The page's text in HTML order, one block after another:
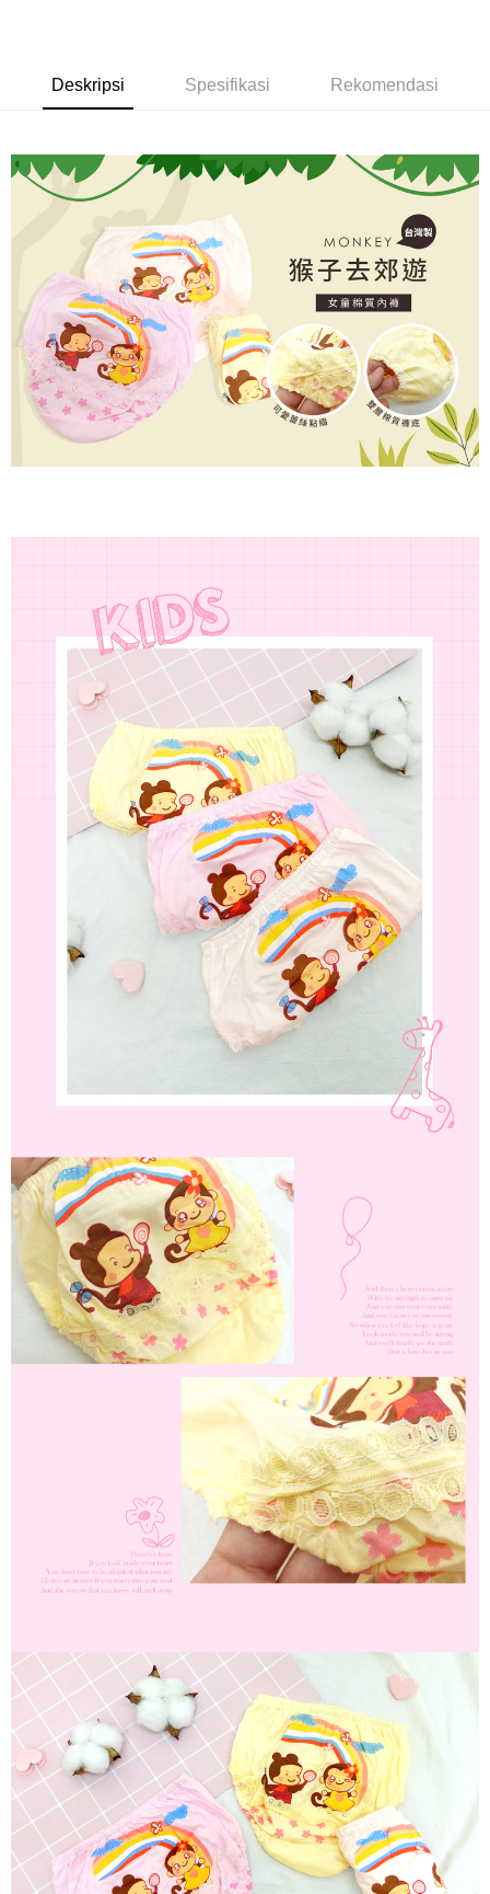
akhir pembayaran. Transaksi akan dianggap selesai setelah pembayaran
yang dikenakan adalah tertakluk kepada maklumat yang dinyatakan
pada halaman pengesahan transaksi seterusnya.
Jika transaksi tidak disahkan dalam masa 30 minit selepas pesanan
dibuat, atau jika permohonan gagal dalam proses semakan, pesanan
akan dibatalkan secara automatik. Jika permohonan gagal pada
peringkat "semakan manual", ini bermakna kriteria pemarkahan sistem
tidak dipenuhi; butiran penilaian khusus tidak akan didedahkan.
[Arahan Pembayaran]
Pembayaran ansuran melalui OP Pay Later akan dibilkan secara
berasingan dan tidak termasuk dalam bil telekom anda. SMS peringatan
pembayaran akan dihantar selepas kitaran bil bulanan.
Selepas mengakses bil melalui pautan dalam SMS, anda boleh
Perkhidmatan ini disediakan oleh Taiwan Mobile Co., Ltd. (“Syarikat”),
yang membolehkan pelanggan membeli barangan atau perkhidmatan
melalui perkhidmatan ini pada masa transaksi. Hasil daripada pembelian
atau pembayaran ansuran akan dipindahkan oleh peniaga kepada
Syarikat, dan pelanggan hendaklah membuat pembayaran mengikut
perjanjian menggunakan sistem bil Syarikat.
Untuk memenuhi hubungan kontrak yang terjalin melalui persetujuan
penggunaan OP Pay Later, peniaga akan memberikan maklumat peribadi
anda (termasuk nama, nombor telefon, atau alamat) kepada Syarikat bagi
tujuan pengumpulan, pemprosesan dan penggunaan data yang
diperlukan untuk pengebilan ansuran, termasuk pengesahan,
pengesahan semula dan pembetulan.
Untuk terma perkhidmatan penuh, sila rujuk pautan berikut:
https://oppay.tw/userRule
" target="_blank" class="link revert-
style">https://oppay.tw/userRule
【Panduan Penggunaan Pembayaran Ansuran Gogo】
1. Perkhidmatan ini disediakan oleh Taiwan Mobile, pengguna telefon
mudah alih boleh segera menggunakan tanpa perlu memohon lagi.
(Hanya untuk nombor langganan peribadi, tidak terbuka untuk syarikat
2. Pilihan kaedah pembayaran "Pembayaran Ansuran Gogo", selepas
transaksi Gogo, selepas pengesahan nombor telefon, pilih bilangan
ansuran yang diingini, tarikh akhir pembayaran, dan setelah
adalah berdasarkan halaman pengesahan transaksi seterusnya.
4. Dalam masa 30 minit selepas pesanan ditubuhkan, jika tidak pergi
untuk mengesahkan transaksi atau jika tidak lulus semakan, pesanan
akan dibatalkan secara automatik. Jika terdapat situasi "pindah untuk
semakan khusus" yang tidak lulus, ini menunjukkan bahawa sistem
penilaian tidak mencukupi, tiada penjelasan mengenai kandungan
penilaian boleh diberikan.
【Penerangan Kaedah Pembayaran】
1. Pembayaran ansuran tidak digabungkan dalam bil telekomunikasi,
"Pembayaran Ansuran Gogo" akan menghantar SMS peringatan
pembayaran selepas tarikh penyelesaian bulanan.
2. Melalui pautan SMS untuk membuka bil, anda boleh memilih untuk
membayar melalui "Kod bar kedai serbaneka / Kedai rasmi Taiwan
Mobile / Pemindahan bank / Pembayaran J街口 / iPASS MONEY" dan
1. Perkhidmatan ini disediakan oleh "Taiwan Mobile Co., Ltd." untuk
membolehkan pengguna membeli produk atau perkhidmatan melalui
perkhidmatan ini semasa transaksi, dan kedai akan menyerahkan hak
tuntutan harga jual/beli ansuran kepada syarikat ini untuk membayar bil
menggunakan bil syarikat ini.
anda (termasuk nama, telefon atau alamat) kepada Taiwan Mobile untuk
pengumpulan, pemprosesan dan penggunaan, untuk pengesahan,
semakan dan pembetulan data yang diperlukan untuk bil ansuran oleh
Taiwan Mobile.
3. Sila baca syarat perkhidmatan pengguna secara lengkap melalui
pautan berikut: https://oppay.tw/userRule
4. Setelah pesanan disahkan, anda akan menerima SMS pembayaran
manakala ahli aplikasi akan menerima pemberitahuan tolak aplikasi
pembayaran di empat kedai serbaneka utama, ATM atau perbankan
dalam talian dengan SMS pembayaran atau pemberitahuan tolak aplikasi
AFTEE.
Sila ambil perhatian bahawa tempoh pembayaran adalah 14 hari. Walau
bagaimanapun, bagi mereka yang telah memuat turun Aplikasi AFTEE
dan mendaftar sebagai ahli AFTEE boleh menikmati tempoh pembayaran
sehingga 45 hari.
Tempoh pembayaran dikira dari masa kedai meminta pembayaran anda,
ditambah dengan bilangan hari yang boleh dilanjutkan oleh AFTEE. Anda
boleh melanjutkan tempoh pembayaran anda sebelum anda menerima
pesanan. Walau bagaimanapun, tiada jaminan bahawa anda boleh
menerima pesanan anda semasa tempoh pembayaran (cth.: produk
prapesanan atau produk yang mungkin mengambil masa yang lebih
lama untuk dihantar). Oleh itu, anda dikehendaki membuat pembayaran
1. Jumlah yang diperakui untuk pengguna kali pertama boleh sehingga
2. Amaun perbelanjaan minimum mestilah lebih besar daripada NT$20.
3. Pada masa ini hanya tersedia untuk ahli Taiwan.
Ketiga, Syarat Perkhidmatan
Perkhidmatan AFTEE Beli Sekarang Bayar Kemudian disediakan oleh NP
Taiwan, Inc. dan AFTEE akan membuat bil kepada pengguna. AFTEE
akan menggunakan data peribadi yang dikumpul (termasuk nama
pembeli, no. telefon, nama penerima, no. telefon, alamat penerima) untuk
penggunaan perkhidmatan. Sila rujuk kepada "Penyata Pengumpulan
Data Peribadi, Pemprosesan, Penggunaan"
(https://aftee.tw/privacypolicy/ ) untuk maklumat lanjut.
Jumlah yang diperakui untuk pengguna kali pertama yang lulus
kelulusan boleh sehingga NT$10,000. Jika pengguna tidak membuat
pembayaran dalam tempoh tersebut, yuran pembayaran lewat sebanyak
20% setahun akan dikenakan. Pengguna bawah umur dikehendaki
mendapatkan kebenaran daripada ibu bapa atau penjaga yang sah
untuk menggunakan AFTEE.
Sila hubungi NP Taiwan Inc. di cs_tw@netprotections.co.jp
mempunyai sebarang kebimbangan mengenai pemprosesan dan
penggunaan pada data peribadi. Jika anda tidak bersetuju dengan data
peribadi yang disenaraikan seperti di atas akan dikumpul dan digunakan
oleh AFTEE, sila jangan gunakan perkhidmatan ini.
Tunai semasa Penghantaran
全家取貨付款
NT$499 atau lebih
付款後全家取貨
NT$80/pesanan | Penghantaran percuma untuk pesanan
NT$499 atau lebih
萊爾富取貨付款
NT$80/pesanan | Penghantaran percuma untuk pesanan
NT$799 atau lebih
付款後萊爾富取貨
NT$80/pesanan | Penghantaran percuma untuk pesanan
NT$799 atau lebih
付款後7-11取貨
NT$80/pesanan | Penghantaran percuma untuk pesanan
NT$799 atau lebih
7-11取貨(快速到店)
NT$90/pesanan
宅配/離島不配送
NT$80/pesanan | Penghantaran percuma untuk pesanan
黑貓貨到付款
NT$120/pesanan
Kadar Penghantaran
Deskripsi Spesifikasi Rekomendasi